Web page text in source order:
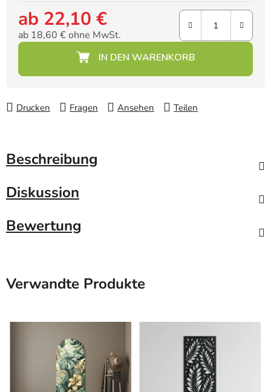
ab 22,10 €
ab 18,60 €ohne MwSt.
Verkaufspreis:
Drucken Fragen Ansehen Teilen
Beschreibung
Diskussion
Bewertung
Verwandte Produkte